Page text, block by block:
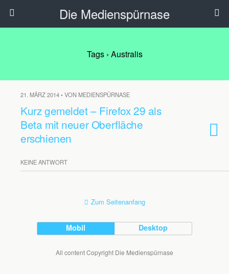
Die Medienspürnase
Tags › Australis
21. MÄRZ 2014 • VON MEDIENSPÜRNASE
Kurz gemeldet – Firefox 29 als
Beta mit neuer Oberfläche
erschienen
KEINE ANTWORT
Zum Seitenanfang
Mobil Desktop
All content Copyright Die Medienspürnase